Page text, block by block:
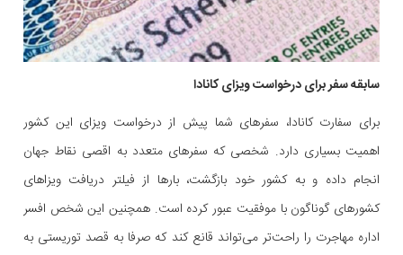
سابقه سفر برای درخواست ویزای کانادا
برای سفارت کانادا، سفرهای شما پیش از درخواست ویزای این کشور
اهمیت بسیاری دارد. شخصی که سفرهای متعدد به اقصی نقاط جهان
انجام داده و به کشور خود بازگشت، بارها از فیلتر دریافت ویزاهای
کشورهای گوناگون با موفقیت عبور کرده است. همچنین این شخص افسر
اداره مهاجرت را راحت‌تر می‌تواند قانع کند که صرفا به قصد توریستی به